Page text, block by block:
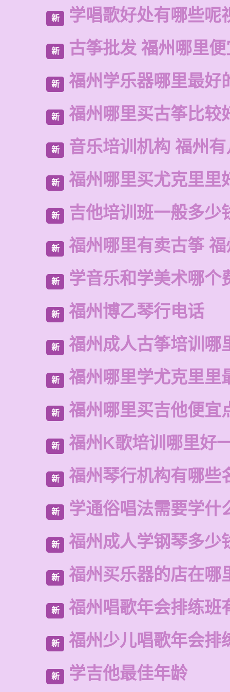
新 学唱歌好处有哪些呢
新 古筝批发 福州哪里
新 福州学乐器哪里最好
新 福州哪里买古筝比较
新 音乐培训机构 福州
新 福州哪里买尤克里里
新 吉他培训班一般多少
新 福州哪里有卖古筝
新 学音乐和学美术哪个
新 福州博乙琴行电话
新 福州成人古筝培训哪
新 福州哪里学尤克里里
新 福州哪里买吉他便宜
新 福州K歌培训哪里好
新 福州琴行机构有哪些
新 学通俗唱法需要学什
新 福州成人学钢琴多少
新 福州买乐器的店在哪
新 福州唱歌年会排练班
新 福州少儿唱歌年会排
新 学吉他最佳年龄